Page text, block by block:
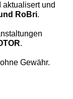
und
RoBri.
.
Gewähr.